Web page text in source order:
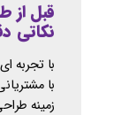
قبل از
نکاتی
با تجربه
با
زمینه